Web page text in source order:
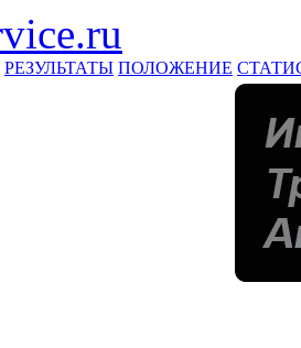
РЕЗУЛЬТАТЫ ПОЛОЖЕНИЕ